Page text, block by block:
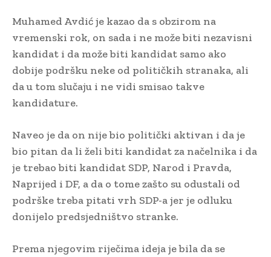
Muhamed Avdić je kazao da s obzirom na
vremenski rok, on sada i ne može biti nezavisni
kandidat i da može biti kandidat samo ako
dobije podršku neke od političkih stranaka, ali
da u tom slučaju i ne vidi smisao takve
kandidature.
Naveo je da on nije bio politički aktivan i da je
bio pitan da li želi biti kandidat za načelnika i da
je trebao biti kandidat SDP, Narod i Pravda,
Naprijed i DF, a da o tome zašto su odustali od
podrške treba pitati vrh SDP-a jer je odluku
donijelo predsjedništvo stranke.
Prema njegovim riječima ideja je bila da se